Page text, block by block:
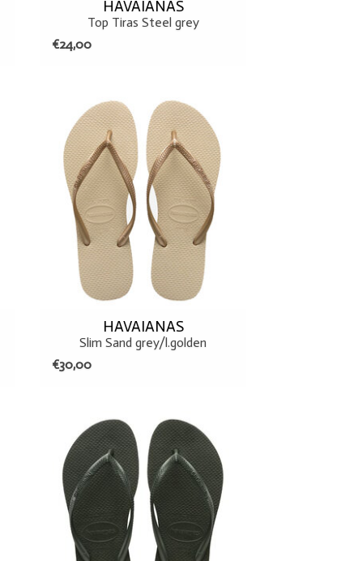
HAVAIANAS
Top Tiras Steel grey
€24,00
HAVAIANAS
Slim Sand grey/l.golden
€30,00
37/38 39/40